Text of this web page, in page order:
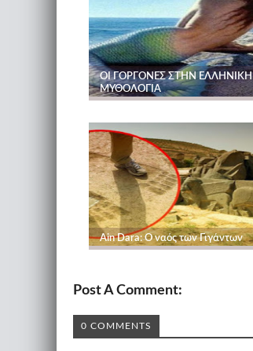
ΟΙ ΓΟΡΓΟΝΕΣ ΣΤΗΝ ΕΛΛΗΝΙΚΗ
ΜΥΘΟΛΟΓΙΑ
Ain Dara: Ο ναός των Γιγάντων
Post A Comment:
0 COMMENTS